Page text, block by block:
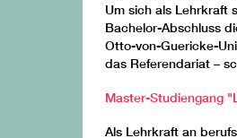
Um sich als Lehrkraft
Bachelor-Abschluss
Otto-von-Guericke-
das Referendariat –
Master-Studiengang
Als Lehrkraft an